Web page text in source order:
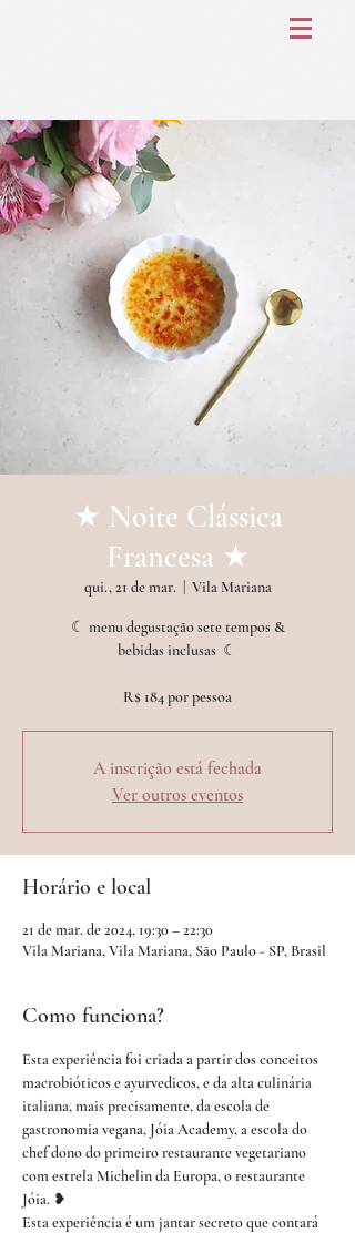
★ Noite Clássica
Francesa ★
qui., 21 de mar. Vila Mariana
☾ menu degustação sete tempos &
bebidas inclusas ︎ ☾
A inscrição está fechada
Ver outros eventos
Horário e local
21 de mar. de 2024, 19:30 – 22:30
Vila Mariana, Vila Mariana, São Paulo - SP, Brasil
Como funciona?
Esta experiência foi criada a partir dos conceitos
macrobióticos e ayurvedicos, e da alta culinária
italiana, mais precisamente, da escola de
gastronomia vegana, Jóia Academy, a escola do
chef dono do primeiro restaurante vegetariano
com estrela Michelin da Europa, o restaurante
Jóia. ❥
Esta experiência é um jantar secreto que contará